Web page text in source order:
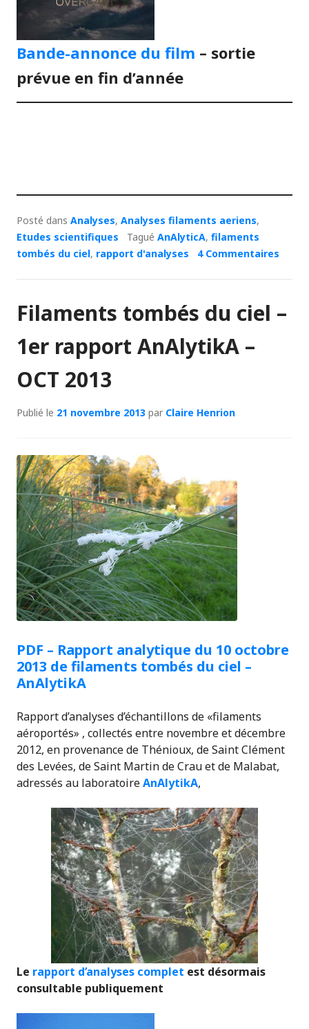
Bande-annonce du film – sortie
prévue en fin d’année
Posté dans Analyses, Analyses filaments aeriens,
Etudes scientifiques
Tagué AnAlyticA, filaments
tombés du ciel, rapport d'analyses 4 Commentaires
Filaments tombés du ciel –
1er rapport AnAlytikA –
OCT 2013
Publié le 21 novembre 2013 par Claire Henrion
PDF – Rapport analytique du 10 octobre
2013 de filaments tombés du ciel –
AnAlytikA
Rapport d’analyses d’échantillons de «filaments
aéroportés» , collectés entre novembre et décembre
2012, en provenance de Thénioux, de Saint Clément
des Levées, de Saint Martin de Crau et de Malabat,
adressés au laboratoireAnAlytikA,
Le rapport d’analyses complet est désormais
consultable publiquement